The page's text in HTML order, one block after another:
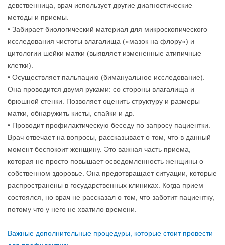
девственница, врач использует другие диагностические
методы и приемы.
• Забирает биологический материал для микроскопического
исследования чистоты влагалища («мазок на флору») и
цитологии шейки матки (выявляет измененные атипичные
клетки).
• Осуществляет пальпацию (бимануальное исследование).
Она проводится двумя руками: со стороны влагалища и
брюшной стенки. Позволяет оценить структуру и размеры
матки, обнаружить кисты, спайки и др.
• Проводит профилактическую беседу по запросу пациентки.
Врач отвечает на вопросы, рассказывает о том, что в данный
момент беспокоит женщину. Это важная часть приема,
которая не просто повышает осведомленность женщины о
собственном здоровье. Она предотвращает ситуации, которые
распространены в государственных клиниках. Когда прием
состоялся, но врач не рассказал о том, что заботит пациентку,
потому что у него не хватило времени.
Важные дополнительные процедуры, которые стоит провести